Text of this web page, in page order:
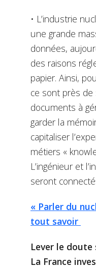
• L’industrie
une grande
données,
des raisons
papier. Ainsi,
ce sont près de
documents à
garder la
capitaliser
métiers «
L’ingénieur et
seront
« Parler du
tout savoir
Lever le
La France